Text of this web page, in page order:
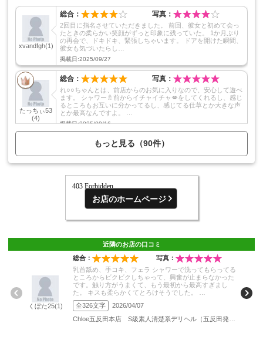
150分
78,000円
180分
94,000円
以降30分につき
16,000円
延長30分
●その他
入会金
無料
指名料
おまかせ
クレジットカードご利用
OK
領収証発行
シースルー各色・ＯＬ(受付嬢)
ＯＬ(会社員)・女医(聴診器)
ナース
xvandfgh(1)
総合： 写真：
2回目に指名させていただきました。 前回、彼女と初めて会っ
たときの柔らかい笑顔がずっと印象に残っていた。 1か月ぶり
の再会で、ドキドキ、緊張しちゃいます。 ドアを開けた瞬間、
彼女も気づいたらし…
掲載日:2025/09/27
たっちぃ53
(4)
総合： 写真：
れ○○ちゃんとは、前店からのお気に入りなので、安心して遊べ
ます。 シャワー🚿前からイチャイチャ💋をしてくれるし、感じ
るところもお互いに分かってるし、感じてる仕草とか大きな声
とか最高なんですよ。 …
掲載日:2025/09/16
もっと見る（90件）
お店のホームページ
近隣のお店の口コミ
くぼた25(1)
総合：
写真：
乳首舐め、手コキ、フェラ シャワーで洗ってもらってる
ところからビクビクしちゃって、興奮が止まらなかった
です。触り方がうまくて、もう最初から最高すぎまし
た。 キスも柔らかくてとろけそうでした。 …
全326文字
2026/04/07